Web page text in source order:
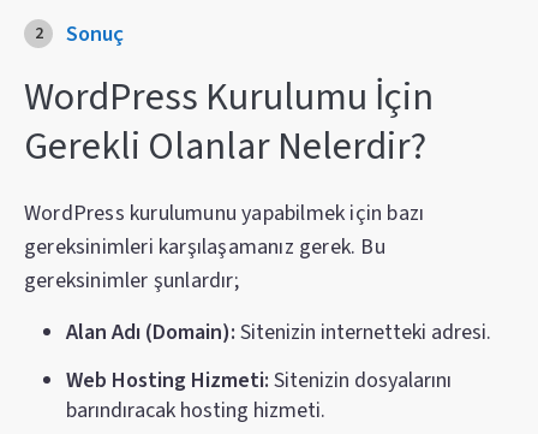
Sonuç
WordPress Kurulumu İçin
Gerekli Olanlar Nelerdir?
WordPress kurulumunu yapabilmek için bazı
gereksinimleri karşılaşamanız gerek. Bu
gereksinimler şunlardır;
Alan Adı (Domain): Sitenizin internetteki adresi.
Web Hosting Hizmeti: Sitenizin dosyalarını
barındıracak hosting hizmeti.